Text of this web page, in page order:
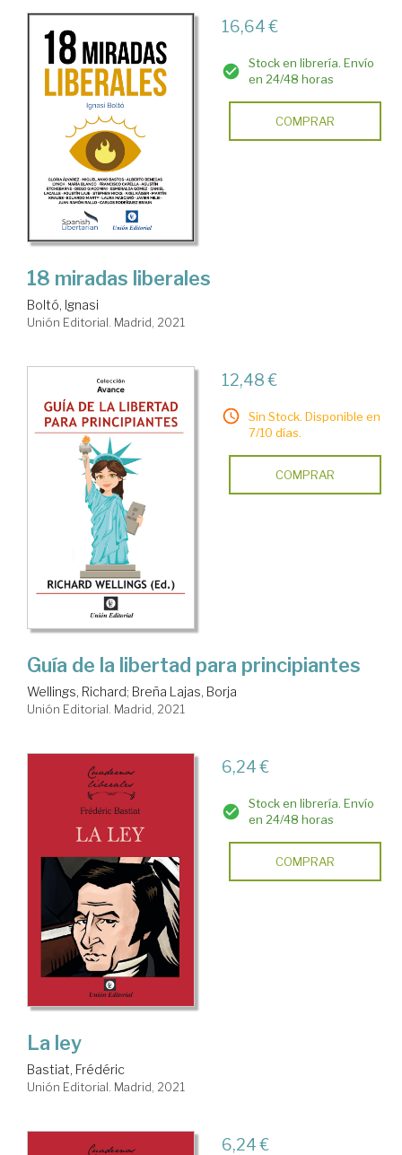
16,64 €
Stock en librería. Envío
en 24/48 horas
COMPRAR
18 miradas liberales
Boltó, Ignasi
Unión Editorial. Madrid, 2021
12,48 €
Sin Stock. Disponible en
7/10 días.
COMPRAR
Guía de la libertad para principiantes
Wellings, Richard; Breña Lajas, Borja
Unión Editorial. Madrid, 2021
6,24 €
Stock en librería. Envío
en 24/48 horas
COMPRAR
La ley
Bastiat, Frédéric
Unión Editorial. Madrid, 2021
6,24 €